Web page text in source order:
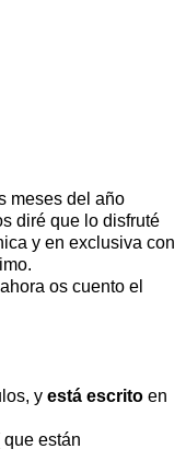
meses del año
diré que lo disfruté
y en exclusiva con
os cuento el
y está escrito en
están